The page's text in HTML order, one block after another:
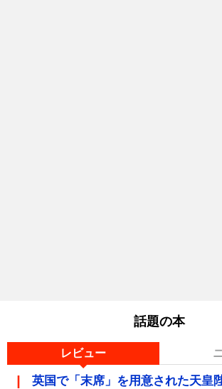
話題の本
レビュー
英国で「末席」を用意された天皇